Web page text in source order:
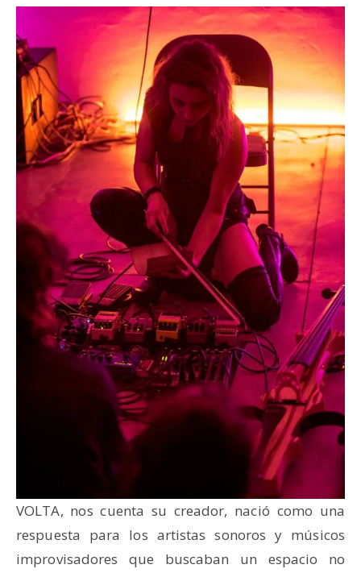
VOLTA, nos cuenta su creador, nació como una
respuesta para los artistas sonoros y músicos
improvisadores que buscaban un espacio no